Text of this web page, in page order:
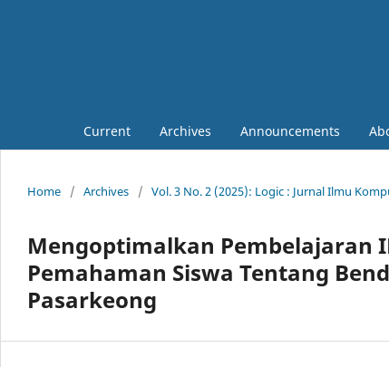
Current Archives Announcements
Home / Archives / Vol. 3 No. 2 (2025): Logic : Jurnal Ilmu
Mengoptimalkan Pembelajaran
Pemahaman Siswa Tentang
Pasarkeong